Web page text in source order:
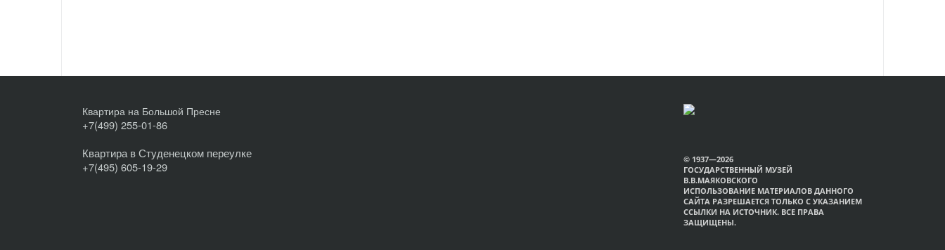
© 1937—2026
ГОСУДАРСТВЕННЫЙ МУЗЕЙ
В.В.МАЯКОВСКОГО
ИСПОЛЬЗОВАНИЕ МАТЕРИАЛОВ ДАННОГО
САЙТА РАЗРЕШАЕТСЯ ТОЛЬКО С УКАЗАНИЕМ
ССЫЛКИ НА ИСТОЧНИК. ВСЕ ПРАВА
ЗАЩИЩЕНЫ.
Квартира на Большой Пресне
+7(499) 255-01-86
Квартира в Студенецком переулке
+7(495) 605-19-29